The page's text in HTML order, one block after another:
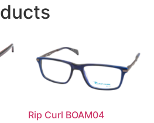
Rip Curl BOAM04